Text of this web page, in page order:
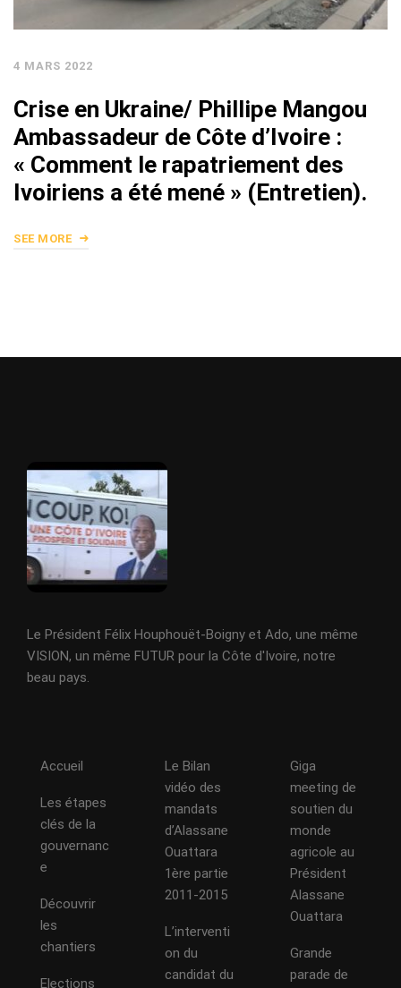
4 MARS 2022
Crise en Ukraine/ Phillipe Mangou
Ambassadeur de Côte d’Ivoire :
« Comment le rapatriement des
Ivoiriens a été mené » (Entretien).
SEE MORE
Le Président Félix Houphouët-Boigny et Ado, une même
VISION, un même FUTUR pour la Côte d'Ivoire, notre
beau pays.
Accueil
Les étapes
clés de la
gouvernanc
e
Découvrir
les
chantiers
Elections
Le Bilan
vidéo des
mandats
d’Alassane
Ouattara
1ère partie
2011-2015
L’interventi
on du
candidat du
Giga
meeting de
soutien du
monde
agricole au
Président
Alassane
Ouattara
Grande
parade de